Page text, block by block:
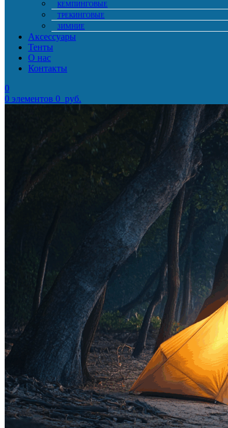
КЕМПИНГОВЫЕ
ТРЕКИНГОВЫЕ
ЗИМНИЕ
Аксессуары
Тенты
О нас
Контакты
0
0 элементов 0 руб.